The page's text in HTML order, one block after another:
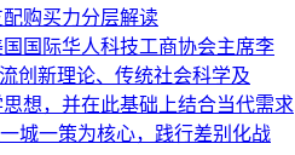
购买力分层解读
国际华人科技工商协会主席李
创新理论、传统社会科学及
想，并在此基础上结合当代需求
城一策为核心，践行差别化战